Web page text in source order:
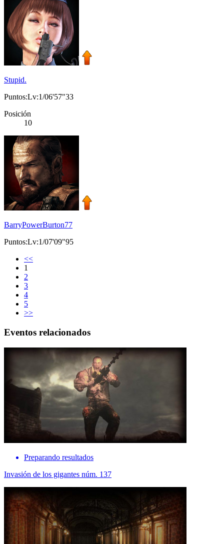
Stupid.
Puntos:Lv:1/06'57"33
Posición
10
BarryPowerBurton77
Puntos:Lv:1/07'09"95
<<
1
2
3
4
5
>>
Eventos relacionados
Preparando resultados
Invasión de los gigantes núm. 137